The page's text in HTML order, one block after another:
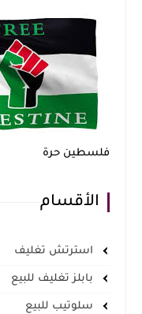
فلسطين حرة
الأقسام
استرتش تغليف
بابلز تغليف للبيع
سلوتيب للبيع